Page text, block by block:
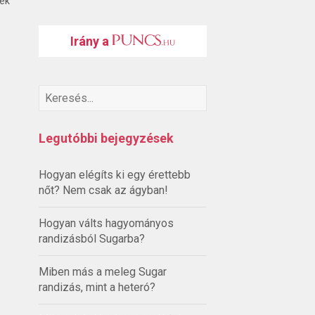
Irány a
Legutóbbi bejegyzések
Hogyan elégíts ki egy érettebb
nőt? Nem csak az ágyban!
Hogyan válts hagyományos
randizásból Sugarba?
Miben más a meleg Sugar
randizás, mint a heteró?